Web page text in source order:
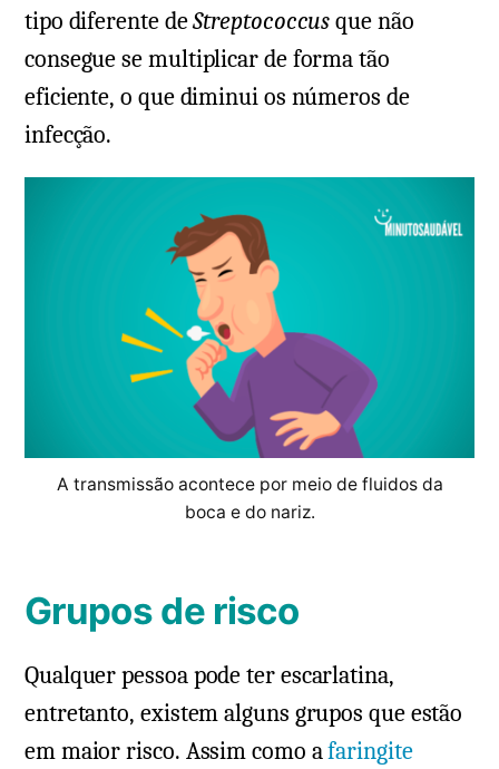
tipo diferente deStreptococcusque não
consegue se multiplicar de forma tão
eficiente, o que diminui os números de
infecção.
A transmissão acontece por meio de fluidos da
boca e do nariz.
Grupos de risco
Qualquer pessoa pode ter escarlatina,
entretanto, existem alguns grupos que estão
em maior risco. Assim como afaringite